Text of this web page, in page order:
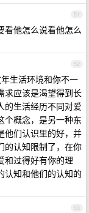
51
看他怎么说看他怎么
52
生活环境和你不一
求应该是渴望得到长
的生活经历不同对爱
个概念，是另一种东
他们认识里的好，并
的认知限制了，在你
和过得好有你的理
认知和他们的认知的
53